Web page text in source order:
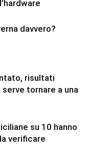
davvero?
risultati
tornare a una
su 10 hanno
verificare